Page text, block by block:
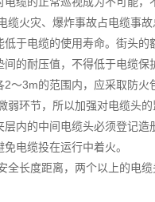
缆火灾、爆炸事故占电缆事
于电缆的使用寿命。街头
的耐压值，不得低于电缆
～3m的范围内，应采取防火
弱环节，所以加强对电缆头
内的中间电缆头必须登记
电缆投在运行中着火。
全长度距离，两个以上的电